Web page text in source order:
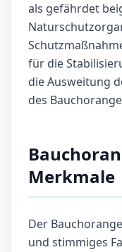
als gefährdet
für die
die Ausweitung
des
Merkmale
Der
und stimmiges